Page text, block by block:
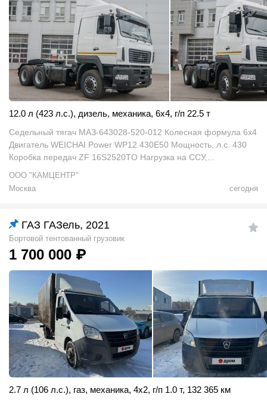
12.0 л (423 л.с.), дизель, механика, 6x4, г/п 22.5 т
Седельный тягач МАЗ-643028-520-012 Колесная формула 6x4
Двигатель WEICHAI Power WP12.430E50 Мощность, л.с. 430
Коробка передач ZF 16S2520TO Нагрузка на ССУ,...
ООО "КАМЦЕНТР"
Москва
сегодня
ГАЗ ГАЗель, 2021
Бортовой тентованный грузовик
1 700 000 ₽
2.7 л (106 л.с.), газ, механика, 4x2, г/п 1.0 т, 132 365 км